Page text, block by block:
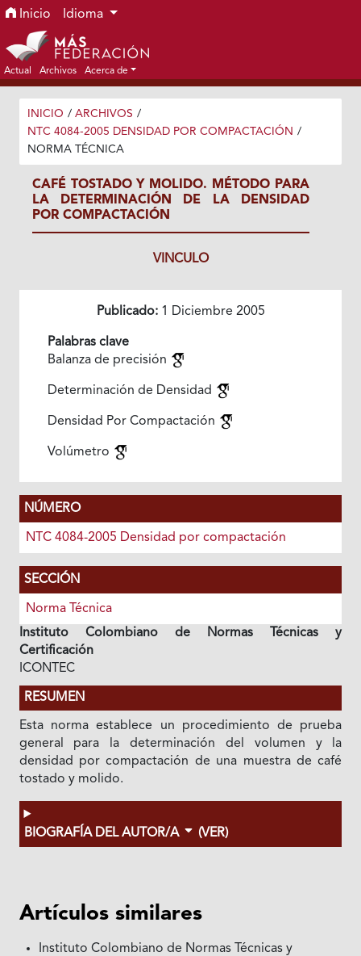
Ir al menú de navegación principal
Ir al contenido principal
Ir al pie de página del sitio
Inicio Idioma
Actual Archivos Acerca de
INICIO / ARCHIVOS /
NTC 4084-2005 DENSIDAD POR COMPACTACIÓN /
NORMA TÉCNICA
CAFÉ TOSTADO Y MOLIDO. MÉTODO PARA
LA DETERMINACIÓN DE LA DENSIDAD
POR COMPACTACIÓN
VINCULO
Publicado:1 Diciembre 2005
Palabras clave
Balanza de precisión
Determinación de Densidad
Densidad Por Compactación
Volúmetro
NÚMERO
NTC 4084-2005 Densidad por compactación
SECCIÓN
Norma Técnica
Instituto Colombiano de Normas Técnicas y
Certificación
ICONTEC
RESUMEN
Esta norma establece un procedimiento de prueba
general para la determinación del volumen y la
densidad por compactación de una muestra de café
tostado y molido.
BIOGRAFÍA DEL AUTOR/A (VER)
Artículos similares
Instituto Colombiano de Normas Técnicas y